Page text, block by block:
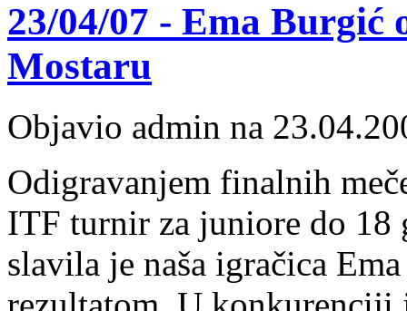
23/04/07 - Ema
Mostaru
Objavio admin na
Odigravanjem finalnih
ITF turnir za juniore do
slavila je naša igračica